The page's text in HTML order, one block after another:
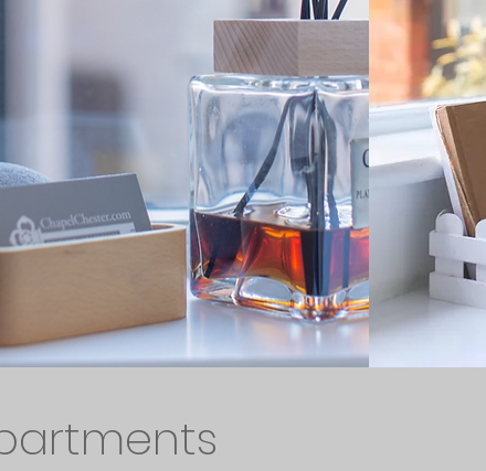
Chester que si vous restiez dans votre
bien pensés qui attendront votre arrivée.
à visiter ou où manger, n'hésitez pas à
nos connaissances d'initiés!
Atlay